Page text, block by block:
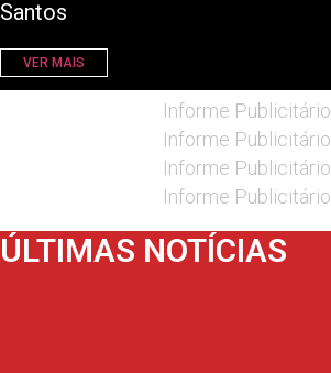
Santos
VER MAIS
Informe Publicitário
Informe Publicitário
Informe Publicitário
Informe Publicitário
ÚLTIMAS NOTÍCIAS